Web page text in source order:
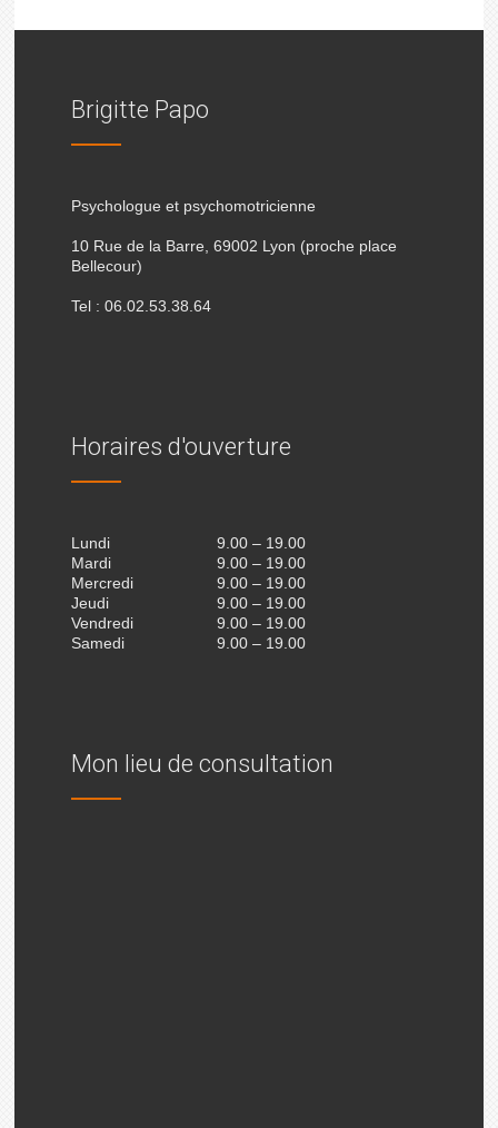
Brigitte Papo
Psychologue et psychomotricienne
10 Rue de la Barre, 69002 Lyon (proche place
Bellecour)
Tel : 06.02.53.38.64
Horaires d'ouverture
Lundi
9.00 – 19.00
Mardi
9.00 – 19.00
Mercredi
9.00 – 19.00
Jeudi
9.00 – 19.00
Vendredi
9.00 – 19.00
Samedi
9.00 – 19.00
Mon lieu de consultation